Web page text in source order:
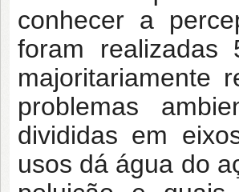
conhecer a
foram realizadas
majoritariamente
problemas
divididas em
usos dá água do